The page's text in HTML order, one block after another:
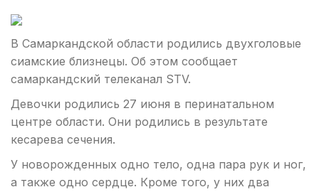
В Самаркандской области родились двухголовые
сиамские близнецы. Об этом сообщает
самаркандский телеканал STV.
Девочки родились 27 июня в перинатальном
центре области. Они родились в результате
кесарева сечения.
У новорожденных одно тело, одна пара рук и ног,
а также одно сердце. Кроме того, у них два